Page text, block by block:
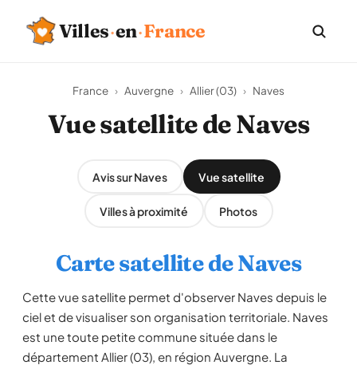
Villes·en·France
France › Auvergne › Allier (03) › Naves
Vue satellite de Naves
Avis sur Naves Vue satellite
Villes à proximité Photos
Carte satellite de Naves
Cette vue satellite permet d'observer Naves depuis le
ciel et de visualiser son organisation territoriale. Naves
est une toute petite commune située dans le
département Allier (03), en région Auvergne. La